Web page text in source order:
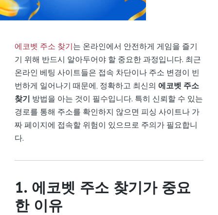
에코벳 주소 찾기는 온라인에서 안전하게 게임을 즐기
기 위해 반드시 알아두어야 할 중요한 과정입니다. 최근
온라인 베팅 사이트들은 접속 차단이나 주소 변경이 빈
번하게 일어나기 때문에, 정확하고 최신의 에코벳 주소
찾기 방법을 아는 것이 필수입니다. 특히 신뢰할 수 있는
경로를 통해 주소를 확인하지 않으면 피싱 사이트나 가
짜 페이지에 접속할 위험이 있으므로 주의가 필요합니
다.
1. 에코벳 주소 찾기가 중요
한 이유